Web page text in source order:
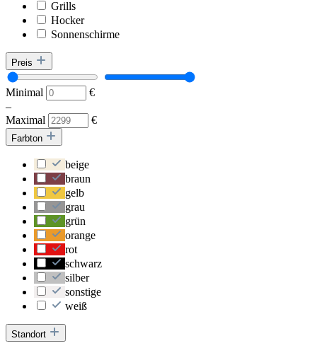
Grills
Hocker
Sonnenschirme
Preis
Minimal
€
–
Maximal
€
Farbton
beige
braun
gelb
grau
grün
orange
rot
schwarz
silber
sonstige
weiß
Standort